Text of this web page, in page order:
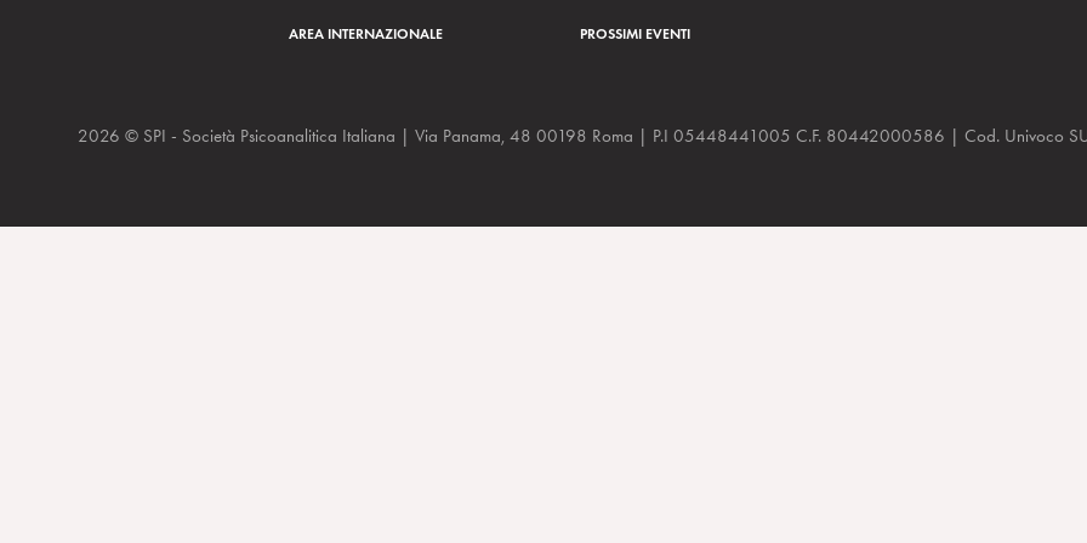
AREA INTERNAZIONALE PROSSIMI EVENTI
2026 © SPI - Società Psicoanalitica Italiana | Via Panama, 48 00198 Roma | P.I 05448441005 C.F. 80442000586 | Cod. Univoco